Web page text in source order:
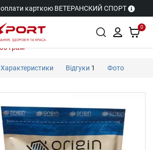
карткою ВЕТЕРАНСКИЙ СПОРТ
0
грам
Характеристики Відгуки 1 Фото